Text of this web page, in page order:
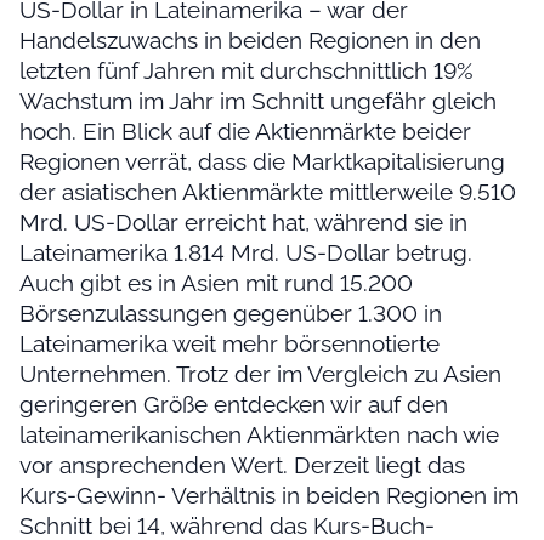
US-Dollar in Lateinamerika – war der
Handelszuwachs in beiden Regionen in den
letzten fünf Jahren mit durchschnittlich 19%
Wachstum im Jahr im Schnitt ungefähr gleich
hoch. Ein Blick auf die Aktienmärkte beider
Regionen verrät, dass die Marktkapitalisierung
der asiatischen Aktienmärkte mittlerweile 9.510
Mrd. US-Dollar erreicht hat, während sie in
Lateinamerika 1.814 Mrd. US-Dollar betrug.
Auch gibt es in Asien mit rund 15.200
Börsenzulassungen gegenüber 1.300 in
Lateinamerika weit mehr börsennotierte
Unternehmen. Trotz der im Vergleich zu Asien
geringeren Größe entdecken wir auf den
lateinamerikanischen Aktienmärkten nach wie
vor ansprechenden Wert. Derzeit liegt das
Kurs-Gewinn- Verhältnis in beiden Regionen im
Schnitt bei 14, während das Kurs-Buch-